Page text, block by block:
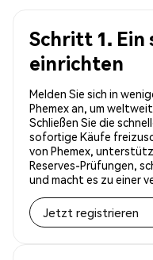
Schritt 1. Ein
einrichten
Melden Sie sich in
Phemex an, um
Schließen Sie die
sofortige Käufe
von Phemex,
Reserves-Prüfungen,
und macht es zu einer
Jetzt registrieren